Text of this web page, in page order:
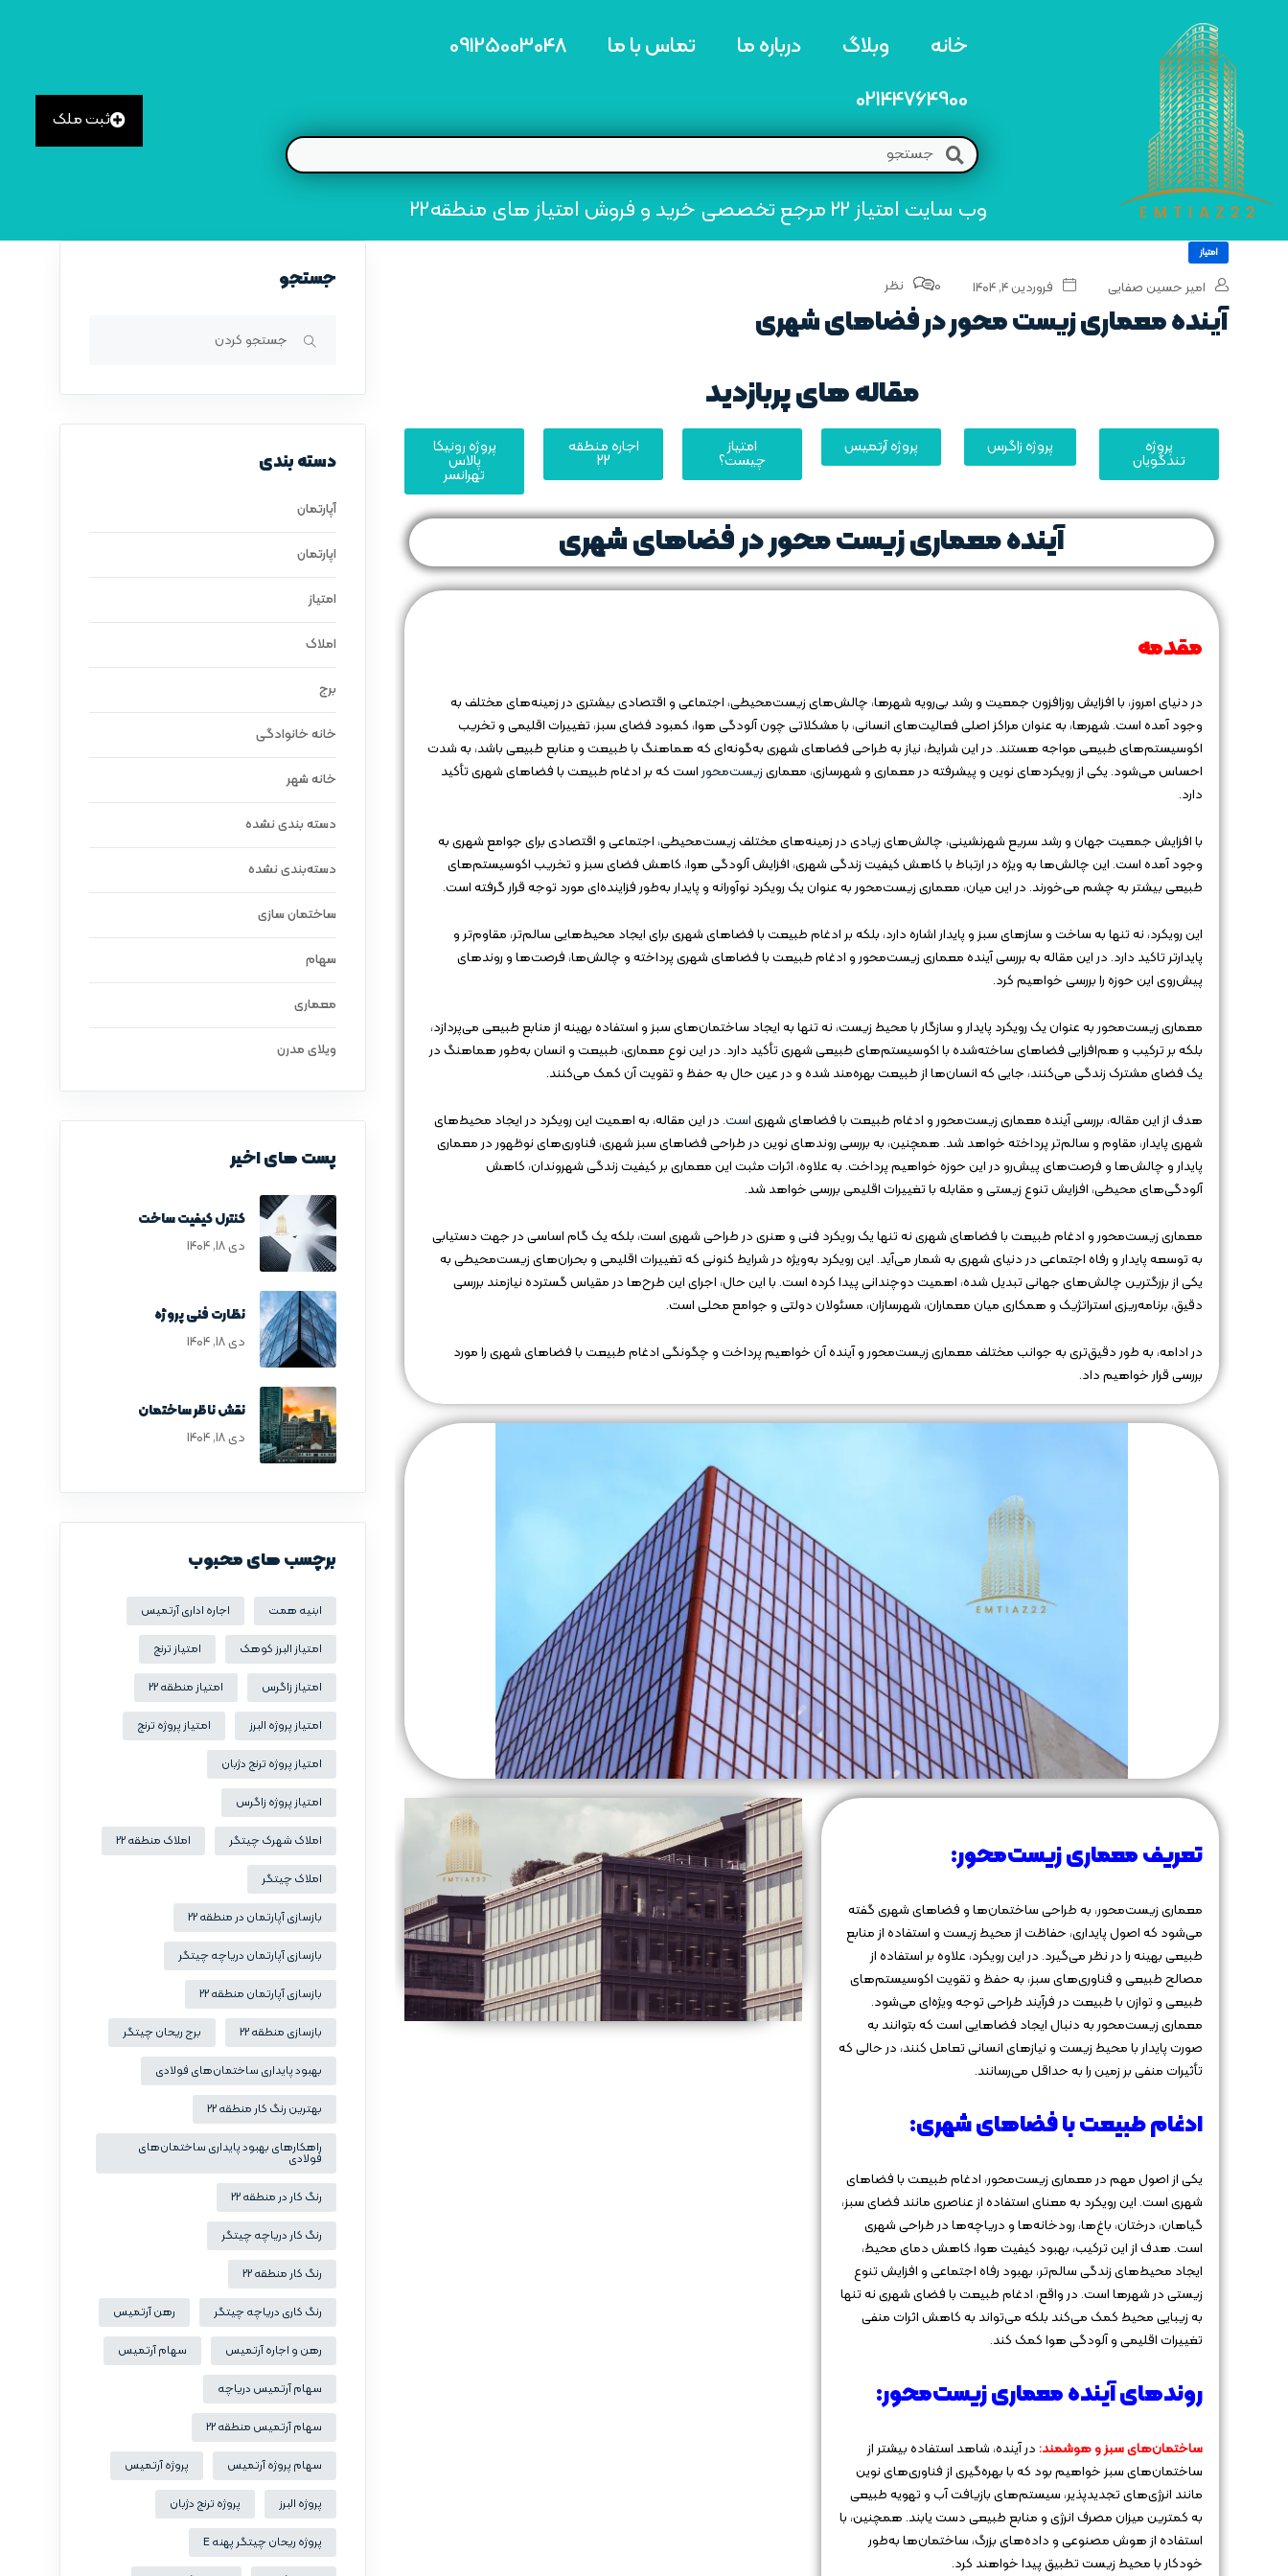
خانه وبلاگ درباره ما تماس با ما
09125003048
02144764900
وب سایت امتیاز 22 مرجع تخصصی خرید و فروش امتیاز های منطقه22
ثبت ملک
امتیاز
امیر حسین صفایی فروردین ۴, ۱۴۰۴ 0 نظر
آینده معماری زیست‌ محور در فضاهای شهری
مقاله های پربازدید
پروژه
تندگویان
پروژه زاگرس پروژه آرتمیس امتیاز
چیست؟
اجاره منطقه
22
پروژه رونیکا
پالاس
تهرانسر
آینده معماری زیست‌ محور در فضاهای شهری
مقدمه
در دنیای امروز، با افزایش روزافزون جمعیت و رشد بی‌رویه شهرها، چالش‌های زیست‌محیطی، اجتماعی و اقتصادی بیشتری در زمینه‌های مختلف به
وجود آمده است. شهرها، به عنوان مراکز اصلی فعالیت‌های انسانی، با مشکلاتی چون آلودگی هوا، کمبود فضای سبز، تغییرات اقلیمی و تخریب
اکوسیستم‌های طبیعی مواجه هستند. در این شرایط، نیاز به طراحی فضاهای شهری به‌گونه‌ای که هماهنگ با طبیعت و منابع طبیعی باشد، به شدت
احساس می‌شود. یکی از رویکردهای نوین و پیشرفته در معماری و شهرسازی، معماریزیست‌محوراست که بر ادغام طبیعت با فضاهای شهری تأکید
دارد.
با افزایش جمعیت جهان و رشد سریع شهرنشینی، چالش‌های زیادی در زمینه‌های مختلف زیست‌محیطی، اجتماعی و اقتصادی برای جوامع شهری به
وجود آمده است. این چالش‌ها به ویژه در ارتباط با کاهش کیفیت زندگی شهری، افزایش آلودگی هوا، کاهش فضای سبز و تخریب اکوسیستم‌های
طبیعی بیشتر به چشم می‌خورند. در این میان، معماری زیست‌محور به عنوان یک رویکرد نوآورانه و پایدار به‌طور فزاینده‌ای مورد توجه قرار گرفته است.
این رویکرد، نه تنها به ساخت و سازهای سبز و پایدار اشاره دارد، بلکه بر ادغام طبیعت با فضاهای شهری برای ایجاد محیط‌هایی سالم‌تر، مقاوم‌تر و
پایدارتر تاکید دارد. در این مقاله به بررسی آینده معماری زیست‌محور و ادغام طبیعت با فضاهای شهری پرداخته و چالش‌ها، فرصت‌ها و روندهای
پیش‌روی این حوزه را بررسی خواهیم کرد.
معماری زیست‌محور به عنوان یک رویکرد پایدار و سازگار با محیط زیست، نه تنها به ایجاد ساختمان‌های سبز و استفاده بهینه از منابع طبیعی می‌پردازد،
بلکه بر ترکیب و هم‌افزایی فضاهای ساخته‌شده با اکوسیستم‌های طبیعی شهری تأکید دارد. در این نوع معماری، طبیعت و انسان به‌طور هماهنگ در
یک فضای مشترک زندگی می‌کنند، جایی که انسان‌ها از طبیعت بهره‌مند شده و در عین حال به حفظ و تقویت آن کمک می‌کنند.
هدف از این مقاله، بررسی آینده معماری زیست‌محور و ادغام طبیعت با فضاهای شهریاست. در این مقاله، به اهمیت این رویکرد در ایجاد محیط‌های
شهری پایدار، مقاوم و سالم‌تر پرداخته خواهد شد. همچنین، به بررسی روندهای نوین در طراحی فضاهای سبز شهری، فناوری‌های نوظهور در معماری
پایدار و چالش‌ها و فرصت‌های پیش‌رو در این حوزه خواهیم پرداخت. به علاوه، اثرات مثبت این معماری بر کیفیت زندگی شهروندان، کاهش
آلودگی‌های محیطی، افزایش تنوع زیستی و مقابله با تغییرات اقلیمی بررسی خواهد شد.
معماری زیست‌محور و ادغام طبیعت با فضاهای شهری نه تنها یک رویکرد فنی و هنری در طراحی شهری است، بلکه یک گام اساسی در جهت دستیابی
به توسعه پایدار و رفاه اجتماعی در دنیای شهری به شمار می‌آید. این رویکرد به‌ویژه در شرایط کنونی که تغییرات اقلیمی و بحران‌های زیست‌محیطی به
یکی از بزرگترین چالش‌های جهانی تبدیل شده، اهمیت دوچندانی پیدا کرده است. با این حال، اجرای این طرح‌ها در مقیاس گسترده نیازمند بررسی
دقیق، برنامه‌ریزی استراتژیک و همکاری میان معماران، شهرسازان، مسئولان دولتی و جوامع محلی است.
در ادامه، به طور دقیق‌تری به جوانب مختلف معماری زیست‌محور و آینده آن خواهیم پرداخت و چگونگی ادغام طبیعت با فضاهای شهری را مورد
بررسی قرار خواهیم داد.
تعریف معماری زیست‌محور:
معماری زیست‌محور، به طراحی ساختمان‌ها و فضاهای شهری گفته
می‌شود که اصول پایداری، حفاظت از محیط زیست و استفاده از منابع
طبیعی بهینه را در نظر می‌گیرد. در این رویکرد، علاوه بر استفاده از
مصالح طبیعی و فناوری‌های سبز، به حفظ و تقویت اکوسیستم‌های
طبیعی و توازن با طبیعت در فرآیند طراحی توجه ویژه‌ای می‌شود.
معماری زیست‌محور به دنبال ایجاد فضاهایی است که بتوانند به
صورت پایدار با محیط زیست و نیازهای انسانی تعامل کنند، در حالی که
تأثیرات منفی بر زمین را به حداقل می‌رسانند.
ادغام طبیعت با فضاهای شهری:
یکی از اصول مهم در معماری زیست‌محور، ادغام طبیعت با فضاهای
شهری است. این رویکرد به معنای استفاده از عناصری مانند فضای سبز،
گیاهان، درختان، باغ‌ها، رودخانه‌ها و دریاچه‌ها در طراحی شهری
است. هدف از این ترکیب، بهبود کیفیت هوا، کاهش دمای محیط،
ایجاد محیط‌های زندگی سالم‌تر، بهبود رفاه اجتماعی و افزایش تنوع
زیستی در شهرها است. در واقع، ادغام طبیعت با فضای شهری نه تنها
به زیبایی محیط کمک می‌کند بلکه می‌تواند به کاهش اثرات منفی
تغییرات اقلیمی و آلودگی هوا کمک کند.
روندهای آینده معماری زیست‌محور:
ساختمان‌های سبز و هوشمند:در آینده، شاهد استفاده بیشتر از
ساختمان‌های سبز خواهیم بود که با بهره‌گیری از فناوری‌های نوین
مانند انرژی‌های تجدیدپذیر، سیستم‌های بازیافت آب و تهویه طبیعی
به کمترین میزان مصرف انرژی و منابع طبیعی دست یابند. همچنین، با
استفاده از هوش مصنوعی و داده‌های بزرگ، ساختمان‌ها به‌طور
خودکار با محیط زیست تطبیق پیدا خواهند کرد.
جستجو
دسته بندی
آپارتمان
اپارتمان
امتیاز
املاک
برج
خانه خانوادگی
خانه شهر
دسته بندی نشده
دسته‌بندی نشده
ساختمان سازی
سهام
معماری
ویلای مدرن
پست های اخیر
کنترل کیفیت ساخت
دی ۱۸, ۱۴۰۴
نظارت فنی پروژه
دی ۱۸, ۱۴۰۴
نقش ناظر ساختمان
دی ۱۸, ۱۴۰۴
برچسب های محبوب
ابنیه همت اجاره اداری آرتمیس
امتیاز البرز کوهک امتیاز ترنج
امتیاز زاگرس امتیاز منطقه 22
امتیاز پروژه البرز امتیاز پروژه ترنج
امتیاز پروژه ترنج دژبان
امتیاز پروژه زاگرس
املاک شهرک چیتگر املاک منطقه 22
املاک چیتگر
بازسازی آپارتمان در منطقه 22
بازسازی آپارتمان دریاچه چیتگر
بازسازی آپارتمان منطقه 22
بازسازی منطقه 22 برج ریحان چیتگر
بهبود پایداری ساختمان‌های فولادی
بهترین رنگ کار منطقه 22
راهکارهای بهبود پایداری ساختمان‌های
فولادی
رنگ کار در منطقه 22
رنگ کار دریاچه چیتگر
رنگ کار منطقه 22
رنگ کاری دریاچه چیتگر رهن آرتمیس
رهن و اجاره آرتمیس سهام آرتمیس
سهام آرتمیس دریاچه
سهام آرتمیس منطقه 22
سهام پروژه آرتمیس پروژه آرتمیس
پروژه البرز پروژه ترنج دژبان
پروژه ریحان چیتگر پهنه E